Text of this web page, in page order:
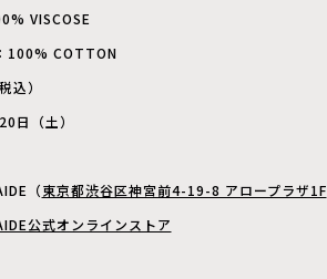
VISCOSE
100% COTTON
込）
日（土）
（東京都渋谷区神宮前4-19-8 アロープラザ1F
公式オンラインストア